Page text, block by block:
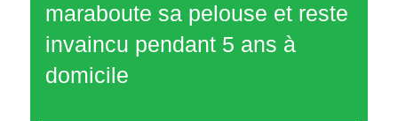
maraboute sa pelouse et reste
invaincu pendant 5 ans à
domicile